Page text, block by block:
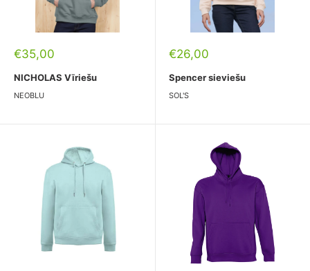
Pārdošanas
€35,00
NICHOLAS Vīriešu
NEOBLU
Pārdošanas
€26,00
Spencer sieviešu
SOL'S